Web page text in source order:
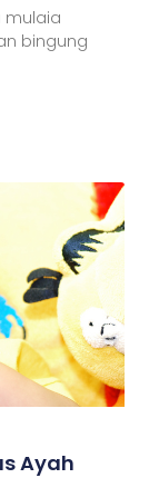
mulaia
bingung
Ayah